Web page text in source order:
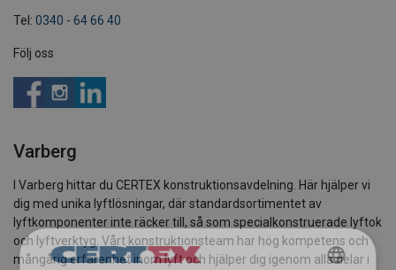
Tel: 0340 - 64 66 40
Följ oss
Varberg
I Varberg hittar du CERTEX konstruktionsavdelning. Här hjälper vi
dig med unika lyftlösningar, där standardsortimentet av
lyftkomponenter inte räcker till, så som specialkonstruerade lyftok
och lyftverktyg. Vårt konstruktionsteam har hög kompetens och
mångårig erfarenhet inom lyft och hjälper dig igenom alla delar i